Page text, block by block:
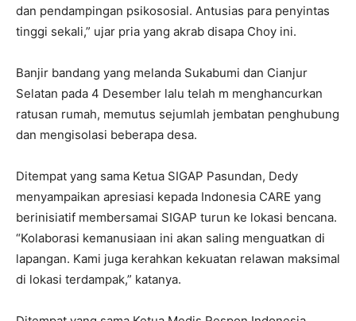
dan pendampingan psikososial. Antusias para penyintas
tinggi sekali,” ujar pria yang akrab disapa Choy ini.
Banjir bandang yang melanda Sukabumi dan Cianjur
Selatan pada 4 Desember lalu telah m menghancurkan
ratusan rumah, memutus sejumlah jembatan penghubung
dan mengisolasi beberapa desa.
Ditempat yang sama Ketua SIGAP Pasundan, Dedy
menyampaikan apresiasi kepada Indonesia CARE yang
berinisiatif membersamai SIGAP turun ke lokasi bencana.
“Kolaborasi kemanusiaan ini akan saling menguatkan di
lapangan. Kami juga kerahkan kekuatan relawan maksimal
di lokasi terdampak,” katanya.